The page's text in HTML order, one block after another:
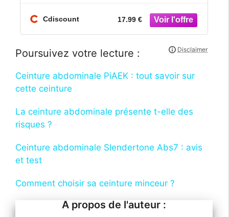
Cdiscount 17.99 €
Poursuivez votre lecture :
Ceinture abdominale PiAEK : tout savoir sur
cette ceinture
La ceinture abdominale présente t-elle des
risques ?
Ceinture abdominale Slendertone Abs7 : avis
et test
Comment choisir sa ceinture minceur ?